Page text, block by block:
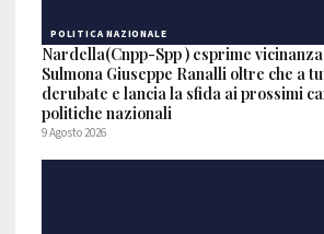
POLITICA NAZIONALE
Nardella(Cnpp-Spp ) esprime
Sulmona Giuseppe Ranalli oltre che a
derubate e lancia la sfida ai prossimi
politiche nazionali
9 Agosto 2026